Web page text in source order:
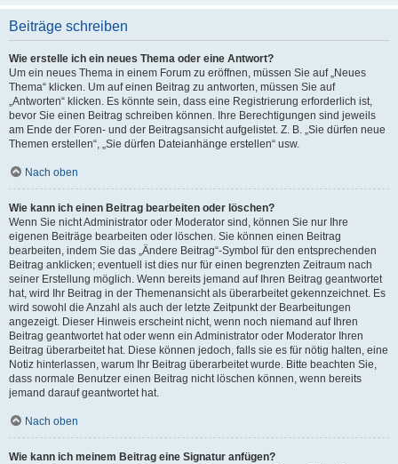
Beiträge schreiben
Wie erstelle ich ein neues Thema oder eine Antwort?
Um ein neues Thema in einem Forum zu eröffnen, müssen Sie auf „Neues
Thema“ klicken. Um auf einen Beitrag zu antworten, müssen Sie auf
„Antworten“ klicken. Es könnte sein, dass eine Registrierung erforderlich ist,
bevor Sie einen Beitrag schreiben können. Ihre Berechtigungen sind jeweils
am Ende der Foren- und der Beitragsansicht aufgelistet. Z. B. „Sie dürfen neue
Themen erstellen“, „Sie dürfen Dateianhänge erstellen“ usw.
Nach oben
Wie kann ich einen Beitrag bearbeiten oder löschen?
Wenn Sie nicht Administrator oder Moderator sind, können Sie nur Ihre
eigenen Beiträge bearbeiten oder löschen. Sie können einen Beitrag
bearbeiten, indem Sie das „Ändere Beitrag“-Symbol für den entsprechenden
Beitrag anklicken; eventuell ist dies nur für einen begrenzten Zeitraum nach
seiner Erstellung möglich. Wenn bereits jemand auf Ihren Beitrag geantwortet
hat, wird Ihr Beitrag in der Themenansicht als überarbeitet gekennzeichnet. Es
wird sowohl die Anzahl als auch der letzte Zeitpunkt der Bearbeitungen
angezeigt. Dieser Hinweis erscheint nicht, wenn noch niemand auf Ihren
Beitrag geantwortet hat oder wenn ein Administrator oder Moderator Ihren
Beitrag überarbeitet hat. Diese können jedoch, falls sie es für nötig halten, eine
Notiz hinterlassen, warum Ihr Beitrag überarbeitet wurde. Bitte beachten Sie,
dass normale Benutzer einen Beitrag nicht löschen können, wenn bereits
jemand darauf geantwortet hat.
Nach oben
Wie kann ich meinem Beitrag eine Signatur anfügen?